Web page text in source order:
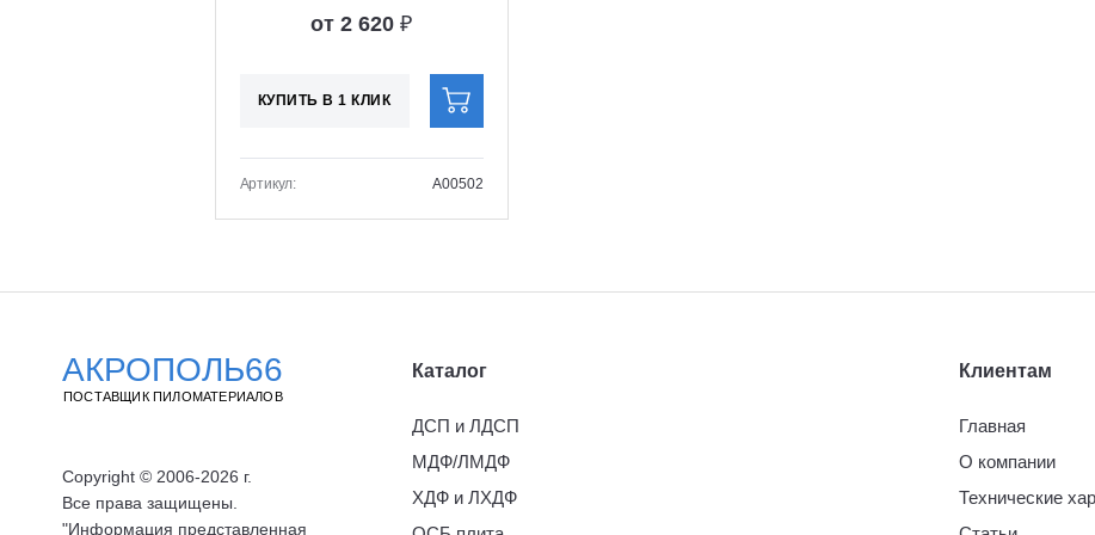
от 2 620 ₽
КУПИТЬ В 1 КЛИК
Артикул: A00502
АКРОПОЛЬ66
ПОСТАВЩИК ПИЛОМАТЕРИАЛОВ
Copyright © 2006-2026 г.
Все права защищены.
"Информация представленная
Каталог
ДСП и ЛДСП
МДФ/ЛМДФ
ХДФ и ЛХДФ
Клиентам
Главная
О компании
Технические